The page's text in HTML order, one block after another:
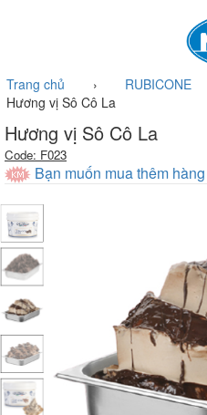
Trang chủ › RUBICONE
Hương vị Sô Cô La
Hương vị Sô Cô La
Code: F023
Bạn muốn mua thêm